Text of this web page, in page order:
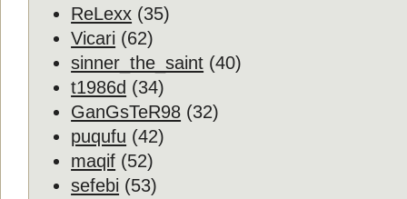
ReLexx (35)
Vicari (62)
sinner_the_saint (40)
t1986d (34)
GanGsTeR98 (32)
puqufu (42)
maqif (52)
sefebi (53)